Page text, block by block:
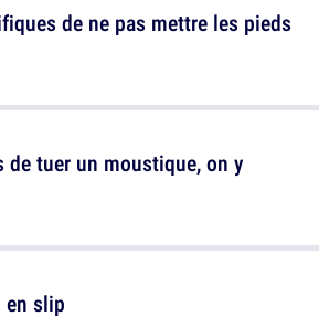
de ne pas mettre les pieds
en slip
de tuer un moustique, on y